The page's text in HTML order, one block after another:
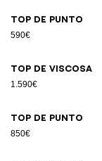
Top de punto
590€
Top de viscosa
1.590€
Top de punto
850€